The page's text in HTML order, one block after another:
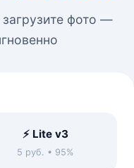
загрузите фото —
⚡ Lite v3
5 руб. • 95%